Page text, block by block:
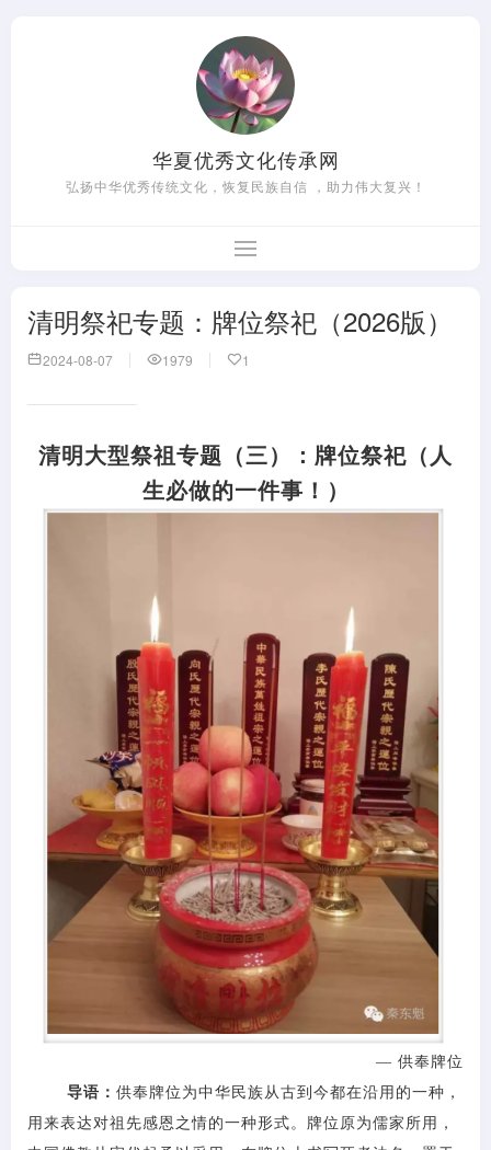
华夏优秀文化传承网
弘扬中华优秀传统文化，恢复民族自信 ，助力伟大复兴！
清明祭祀专题：牌位祭祀（2026版）
2024-08-07 1979 1
清明大型祭祖专题（三）：牌位祭祀（人
生必做的一件事！）
— 供奉牌位
导语： 供奉牌位为中华民族从古到今都在沿用的一种，
用来表达对祖先感恩之情的一种形式。 牌位原为儒家所用，